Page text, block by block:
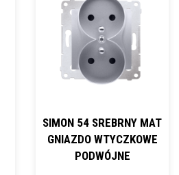
SIMON 54 SREBRNY MAT
GNIAZDO WTYCZKOWE
PODWÓJNE